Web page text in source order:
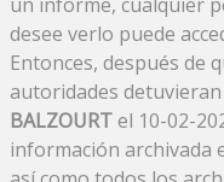
desee verlo puede
Entonces, después de
autoridades detuvieran
BALZOURTel 10-02-
información archivada